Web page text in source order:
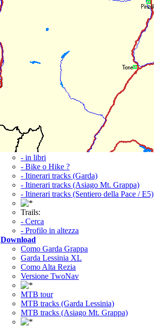
Percorsi
- in libri
- MTB tracks (Garda Lessinia)
- MTB tracks (Asiago Mt. Grappa)
- MTB tracks (Funivia e Nave)
Elenco dei percorsi
Itinerari:
- in libri
- Bike o Hike ?
- Itinerari tracks (Garda)
- Itinerari tracks (Asiago Mt. Grappa)
- Itinerari tracks (Sentiero della Pace / E5)
Trails:
- Cerca
- Profilo in altezza
Download
Como Garda Grappa
Garda Lessinia XL
Como Alta Rezia
Versione TwoNav
MTB tour
MTB tracks (Garda Lessinia)
MTB tracks (Asiago Mt. Grappa)